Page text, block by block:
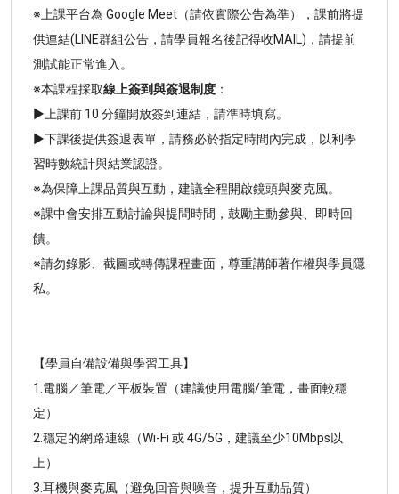
※上課平台為 Google Meet（請依實際公告為準），課前將提
供連結(LINE群組公告，請學員報名後記得收MAIL)，請提前
測試能正常進入。
※本課程採取線上簽到與簽退制度 ：
▶上課前 10 分鐘開放簽到連結，請準時填寫。
▶下課後提供簽退表單，請務必於指定時間內完成，以利學
習時數統計與結業認證。
※為保障上課品質與互動，建議全程開啟鏡頭與麥克風。
※課中會安排互動討論與提問時間，鼓勵主動參與、即時回
饋。
※請勿錄影、截圖或轉傳課程畫面，尊重講師著作權與學員隱
私。
【學員自備設備與學習工具】
1.電腦／筆電／平板裝置（建議使用電腦/筆電，畫面較穩
定）
2.穩定的網路連線（Wi-Fi 或 4G/5G，建議至少10Mbps以
上）
3.耳機與麥克風（避免回音與噪音，提升互動品質）